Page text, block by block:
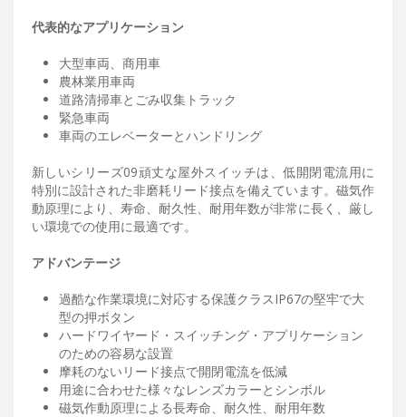
代表的なアプリケーション
大型車両、商用車
農林業用車両
道路清掃車とごみ収集トラック
緊急車両
車両のエレベーターとハンドリング
新しいシリーズ09頑丈な屋外スイッチは、低開閉電流用に
特別に設計された非磨耗リード接点を備えています。磁気作
動原理により、寿命、耐久性、耐用年数が非常に長く、厳し
い環境での使用に最適です。
アドバンテージ
過酷な作業環境に対応する保護クラスIP67の堅牢で大
型の押ボタン
ハードワイヤード・スイッチング・アプリケーション
のための容易な設置
摩耗のないリード接点で開閉電流を低減
用途に合わせた様々なレンズカラーとシンボル
磁気作動原理による長寿命、耐久性、耐用年数